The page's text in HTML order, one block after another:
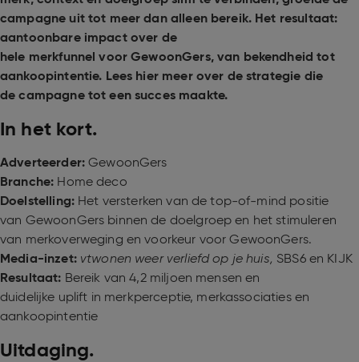
campagne uit tot meer dan alleen bereik. Het resultaat:
aantoonbare impact over de
hele merkfunnel voor GewoonGers, van bekendheid tot
aankoopintentie. Lees hier meer over de strategie die
de campagne tot een succes maakte.
In het kort.
Adverteerder:GewoonGers
Branche: Home deco
Doelstelling: Het versterken van de top-of-mind positie
van GewoonGers binnen de doelgroep en het stimuleren
van merkoverweging en voorkeur voor GewoonGers.
Media-inzet: vtwonen weer verliefd op je huis, SBS6 en KIJK
Resultaat: Bereik van 4,2 miljoen mensen en
duidelijke uplift in merkperceptie, merkassociaties en
aankoopintentie
Uitdaging.